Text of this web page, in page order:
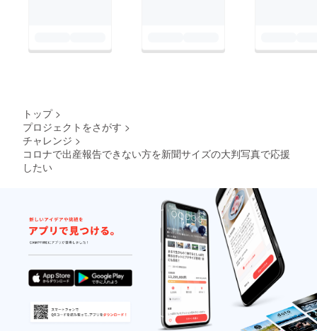
トップ >
プロジェクトをさがす >
チャレンジ >
コロナで出産報告できない方を新聞サイズの大判写真で応援
したい